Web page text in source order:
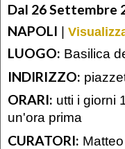
Dal 26 Settembre
NAPOLI |
LUOGO: Basilica
INDIRIZZO:
ORARI: utti i giorni
un'ora prima
CURATORI: